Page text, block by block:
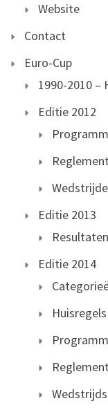
Website
Contact
Euro-Cup
1990-2010 –
Editie 2012
Editie 2013
Editie 2014